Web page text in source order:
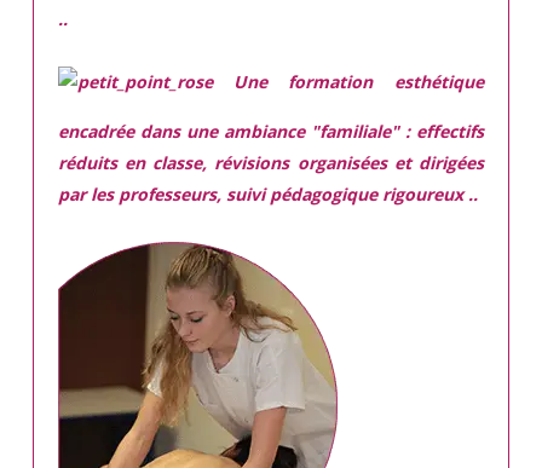
..
Une formation esthétique
encadrée dans une ambiance "familiale" : effectifs
réduits en classe, révisions organisées et dirigées
par les professeurs, suivi pédagogique rigoureux ..